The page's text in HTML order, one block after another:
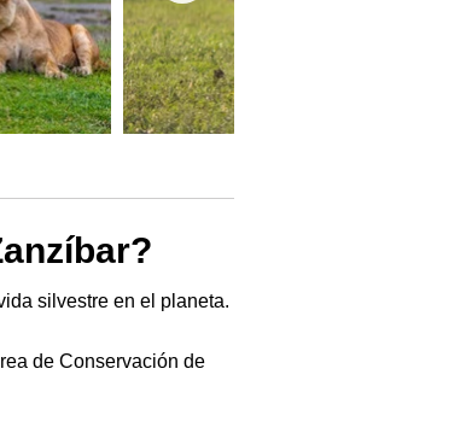
silvestre en el planeta.
de Conservación de